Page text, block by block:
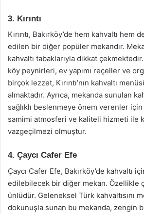
3. Kırıntı
Kırıntı, Bakırköy’de hem kahvaltı hem
edilen bir diğer popüler mekandır.
kahvaltı tabaklarıyla dikkat
köy peynirleri, ev yapımı reçeller ve
birçok lezzet, Kırıntı’nın kahvaltı
almaktadır. Ayrıca, mekanda sunulan
sağlıklı beslenmeye önem verenler için
samimi atmosferi ve kaliteli hizmeti ile
vazgeçilmezi olmuştur.
4. Çaycı Cafer Efe
Çaycı Cafer Efe, Bakırköy’de kahvaltı
edilebilecek bir diğer mekan. Özellikle
ünlüdür. Geleneksel Türk kahvaltısını
dokunuşla sunan bu mekanda, zengin